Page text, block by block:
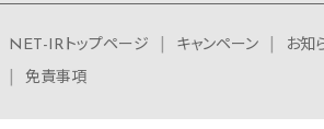
NET-IRトップページ キャンペーン お知
免責事項